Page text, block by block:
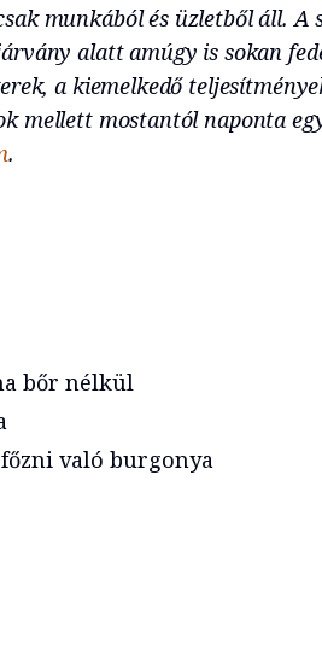
munkából és üzletből áll. A
alatt amúgy is sokan
a kiemelkedő
mellett mostantól naponta
.
bőr nélkül
való burgonya